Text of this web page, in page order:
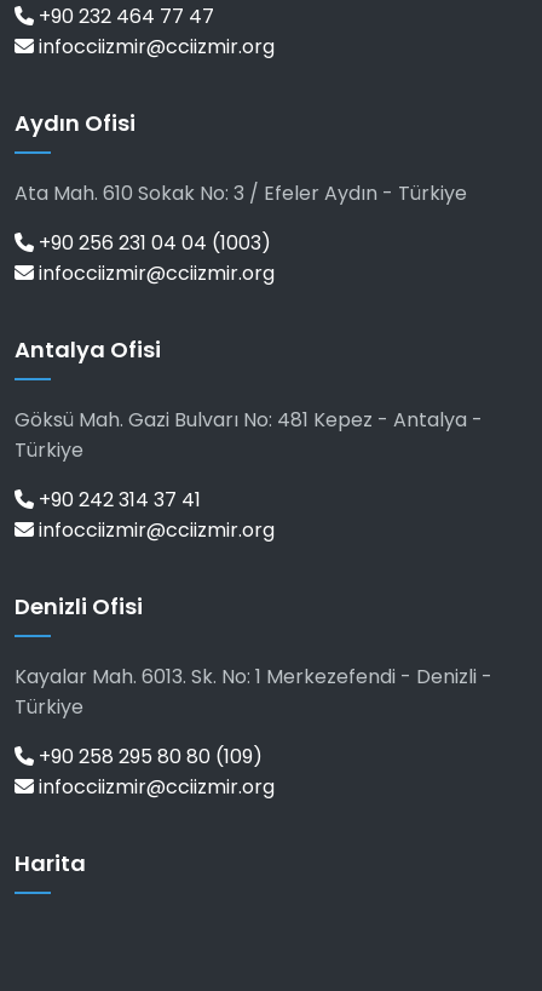
+90 232 464 77 47
infocciizmir@cciizmir.org
Aydın Ofisi
Ata Mah. 610 Sokak No: 3 / Efeler Aydın - Türkiye
+90 256 231 04 04 (1003)
infocciizmir@cciizmir.org
Antalya Ofisi
Göksü Mah. Gazi Bulvarı No: 481 Kepez - Antalya -
Türkiye
+90 242 314 37 41
infocciizmir@cciizmir.org
Denizli Ofisi
Kayalar Mah. 6013. Sk. No: 1 Merkezefendi - Denizli -
Türkiye
+90 258 295 80 80 (109)
infocciizmir@cciizmir.org
Harita